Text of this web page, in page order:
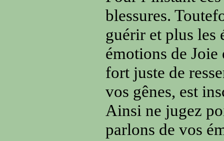
blessures.
guérir et plus les
émotions de
fort juste de
vos gênes, est
Ainsi ne jugez
parlons de vos